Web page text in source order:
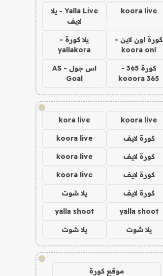
koora live
Yalla Live - يلا
لايف
كورة اون لاين -
koora onl
يلا كورة -
yallakora
كورة 365 -
kooora 365
اس جول - AS
Goal
!
koora live
kora live
كورة لايف koora live
كورة لايف koora live
كورة لايف koora live
كورة لايف يلا شوت
yalla shoot
yalla shoot
يلا شوت يلا شوت
!
موقع كورة